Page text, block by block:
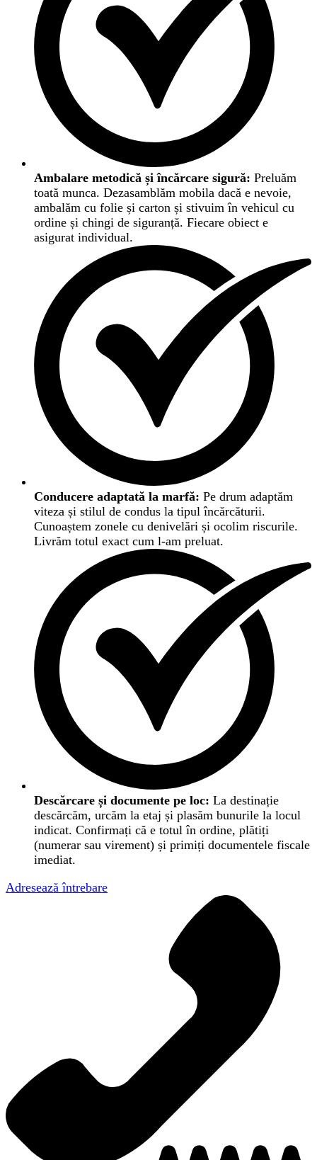
Ambalare metodică și încărcare sigură: Preluăm
toată munca. Dezasamblăm mobila dacă e nevoie,
ambalăm cu folie și carton și stivuim în vehicul cu
ordine și chingi de siguranță. Fiecare obiect e
asigurat individual.
Conducere adaptată la marfă: Pe drum adaptăm
viteza și stilul de condus la tipul încărcăturii.
Cunoaștem zonele cu denivelări și ocolim riscurile.
Livrăm totul exact cum l-am preluat.
Descărcare și documente pe loc: La destinație
descărcăm, urcăm la etaj și plasăm bunurile la locul
indicat. Confirmați că e totul în ordine, plătiți
(numerar sau virement) și primiți documentele fiscale
imediat.
Adresează întrebare